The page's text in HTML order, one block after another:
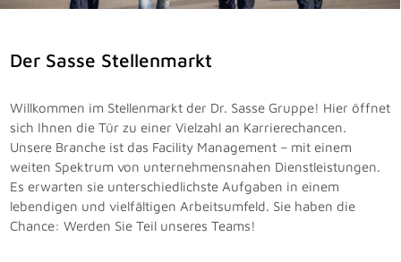
Der Sasse Stellenmarkt
Willkommen im Stellenmarkt der Dr. Sasse Gruppe! Hier öffnet
sich Ihnen die Tür zu einer Vielzahl an Karrierechancen.
Unsere Branche ist das Facility Management – mit einem
weiten Spektrum von unternehmensnahen Dienstleistungen.
Es erwarten sie unterschiedlichste Aufgaben in einem
lebendigen und vielfältigen Arbeitsumfeld. Sie haben die
Chance: Werden Sie Teil unseres Teams!